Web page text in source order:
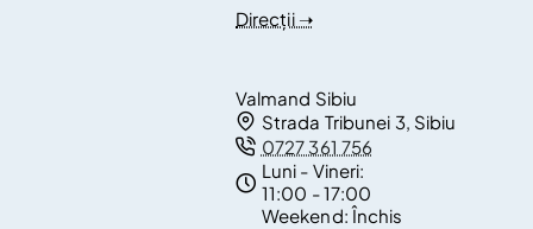
Direcții ➝
Valmand Sibiu
Strada Tribunei 3, Sibiu
0727 361 756
Luni - Vineri:
11:00 - 17:00
Weekend:Închis